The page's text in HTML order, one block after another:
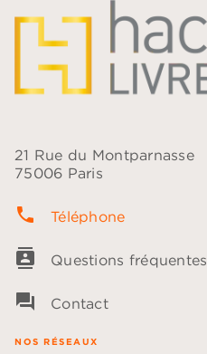
21 Rue du Montparnasse
75006 Paris
phone Téléphone
contacts Questions fréquentes
question_answer Contact
NOS RÉSEAUX